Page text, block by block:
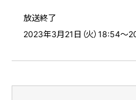
放送終了
2023年3月21日（火）18:54～